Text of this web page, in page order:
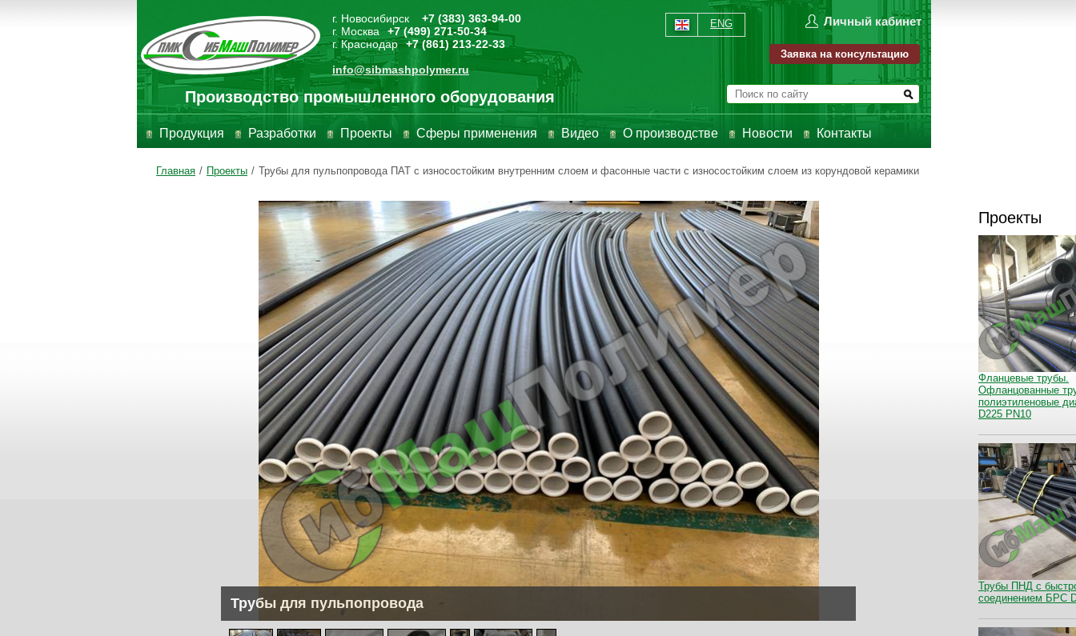
г. Новосибирск
+7 (383) 363-94-00
г. Москва
+7 (499) 271-50-34
г. Краснодар
+7 (861) 213-22-33
info@sibmashpolymer.ru
Производство промышленного оборудования
Личный кабинет
ENG
Заявка на консультацию
Продукция Разработки Проекты Сферы применения Видео О производстве Новости Контакты
Главная / Проекты / Трубы для пульпопровода ПАТ с износостойким внутренним слоем и фасонные части с износостойким слоем из корундовой керамики
Трубы для пульпопровода
Проекты
Фланцевые трубы.
Офланцованные
полиэтиленовые
D225 PN10
Трубы ПНД с
соединением БРС